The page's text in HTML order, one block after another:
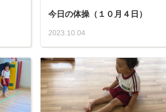
今日の体操（１０月４日）
2023.10.04